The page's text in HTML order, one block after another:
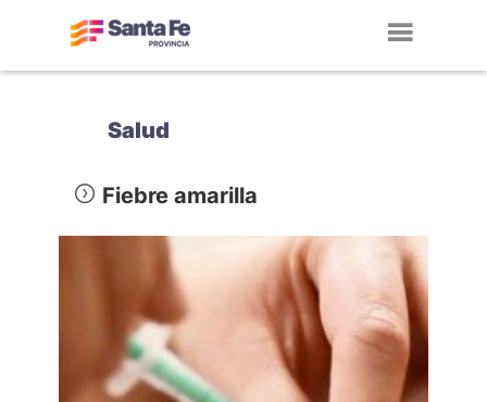
Salud
Fiebre amarilla